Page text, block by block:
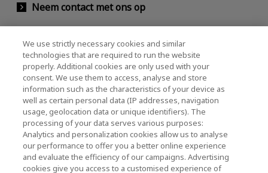
Neem contact met ons op
KIOXIA Holdings Corporation (Relaties met
bedrijven / investeerders)
KIOXIA Holdings Corporation Home
Relaties met investeerders
We use strictly necessary cookies and similar
technologies that are required to run the website
properly. Additional cookies are only used with your
consent. We use them to access, analyse and store
information such as the characteristics of your device as
well as certain personal data (IP addresses, navigation
usage, geolocation data or unique identifiers). The
processing of your data serves various purposes:
Analytics and personalization cookies allow us to analyse
our performance to offer you a better online experience
and evaluate the efficiency of our campaigns. Advertising
cookies give you access to a customised experience of